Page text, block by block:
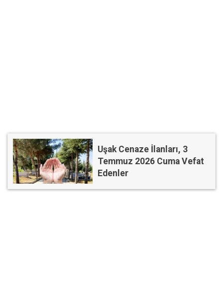
Uşak Cenaze İlanları, 3
Temmuz 2026 Cuma Vefat
Edenler